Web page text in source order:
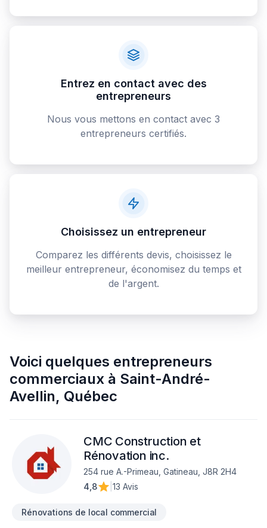
Entrez en contact avec des
entrepreneurs
Nous vous mettons en contact avec 3
entrepreneurs certifiés.
Choisissez un entrepreneur
Comparez les différents devis, choisissez le
meilleur entrepreneur, économisez du temps et
de l'argent.
Voici quelques entrepreneurs
commerciaux à Saint-André-
Avellin, Québec
CMC Construction et
Rénovation inc.
254 rue A.-Primeau, Gatineau, J8R 2H4
4,8
13 Avis
Rénovations de local commercial